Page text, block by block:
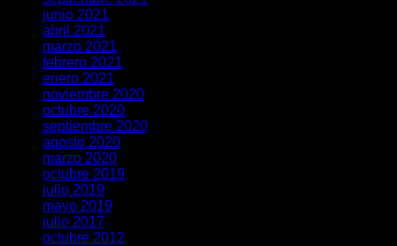
junio 2021
abril 2021
marzo 2021
febrero 2021
enero 2021
noviembre 2020
octubre 2020
septiembre 2020
agosto 2020
marzo 2020
octubre 2019
julio 2019
mayo 2019
julio 2017
octubre 2012